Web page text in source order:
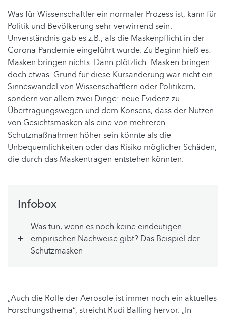
Was für Wissenschaftler ein normaler Prozess ist, kann für
Politik und Bevölkerung sehr verwirrend sein.
Unverständnis gab es z.B., als die Maskenpflicht in der
Corona-Pandemie eingeführt wurde. Zu Beginn hieß es:
Masken bringen nichts. Dann plötzlich: Masken bringen
doch etwas. Grund für diese Kursänderung war nicht ein
Sinneswandel von Wissenschaftlern oder Politikern,
sondern vor allem zwei Dinge: neue Evidenz zu
Übertragungswegen und dem Konsens, dass der Nutzen
von Gesichtsmasken als eine von mehreren
Schutzmaßnahmen höher sein könnte als die
Unbequemlichkeiten oder das Risiko möglicher Schäden,
die durch das Maskentragen entstehen könnten.
Infobox
Was tun, wenn es noch keine eindeutigen
empirischen Nachweise gibt? Das Beispiel der
Schutzmasken
„Auch die Rolle der Aerosole ist immer noch ein aktuelles
Forschungsthema“, streicht Rudi Balling hervor. „In